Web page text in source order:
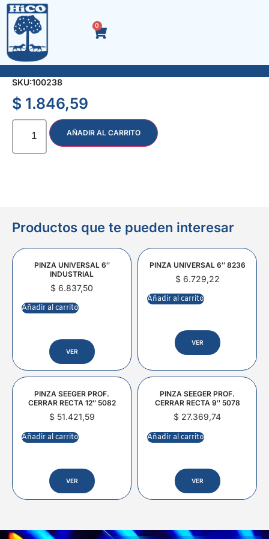
0
ADAPTADOR 1/4″ H x 3/8″ M 3765
SKU:100238
$ 1.846,59
AÑADIR AL CARRITO
Productos que te pueden interesar
PINZA UNIVERSAL 6″
INDUSTRIAL
$ 6.837,50
Añadir al carrito
VER
PINZA UNIVERSAL 6″ 8236
$6.729,22
Añadir al carrito
VER
PINZA SEEGER PROF.
CERRAR RECTA 12″ 5082
$51.421,59
Añadir al carrito
VER
PINZA SEEGER PROF.
CERRAR RECTA 9″ 5078
$ 27.369,74
Añadir al carrito
VER